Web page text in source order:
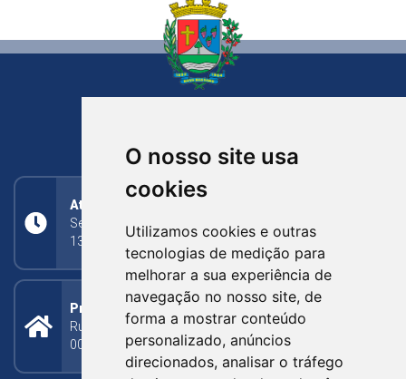
O nosso site usa
cookies
Utilizamos cookies e outras
tecnologias de medição para
melhorar a sua experiência de
navegação no nosso site, de
forma a mostrar conteúdo
personalizado, anúncios
direcionados, analisar o tráfego
Atendimento
Segunda a Sexta: 8h às 11h30min (manhã);
13h30min às 17h (tarde)
Prefeitura Municipal
Rua Silva Jardim, 505 - Bairro Centro - CEP: 95340-
000